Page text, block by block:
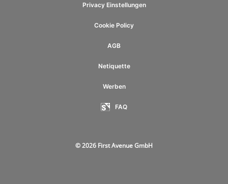
Privacy Einstellungen
Cookie Policy
AGB
Netiquette
Werben
FAQ
© 2026 First Avenue GmbH